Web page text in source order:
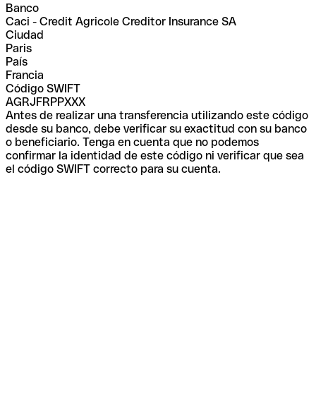
Banco
Caci - Credit Agricole Creditor Insurance SA
Ciudad
Paris
País
Francia
Código SWIFT
AGRJFRPPXXX
Antes de realizar una transferencia utilizando este código
desde su banco, debe verificar su exactitud con su banco
o beneficiario. Tenga en cuenta que no podemos
confirmar la identidad de este código ni verificar que sea
el código SWIFT correcto para su cuenta.